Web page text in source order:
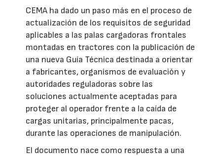
CEMA ha dado un paso más en el proceso de
actualización de los requisitos de seguridad
aplicables a las palas cargadoras frontales
montadas en tractores con la publicación de
una nueva Guía Técnica destinada a orientar
a fabricantes, organismos de evaluación y
autoridades reguladoras sobre las
soluciones actualmente aceptadas para
proteger al operador frente a la caída de
cargas unitarias, principalmente pacas,
durante las operaciones de manipulación.
El documento nace como respuesta a una